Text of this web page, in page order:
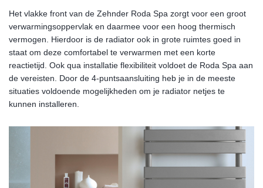
Het vlakke front van de Zehnder Roda Spa zorgt voor een groot
verwarmingsoppervlak en daarmee voor een hoog thermisch
vermogen. Hierdoor is de radiator ook in grote ruimtes goed in
staat om deze comfortabel te verwarmen met een korte
reactietijd. Ook qua installatie flexibiliteit voldoet de Roda Spa aan
de vereisten. Door de 4-puntsaansluiting heb je in de meeste
situaties voldoende mogelijkheden om je radiator netjes te
kunnen installeren.